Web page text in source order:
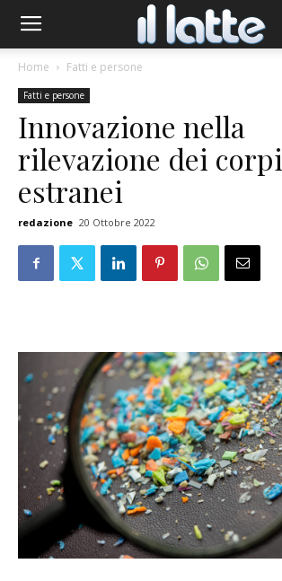
Home Fatti e persone
Fatti e persone
Innovazione nella
rilevazione dei corpi
estranei
redazione 20 Ottobre 2022